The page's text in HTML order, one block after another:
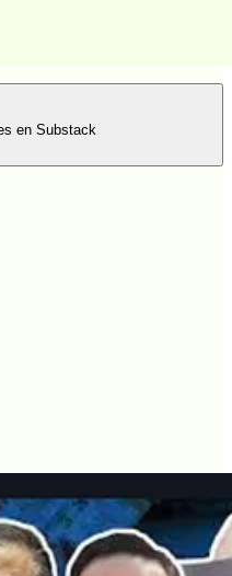
en Substack